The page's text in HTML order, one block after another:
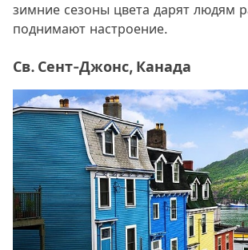
зимние сезоны цвета дарят людям
поднимают настроение.
Св. Сент-Джонс, Канада